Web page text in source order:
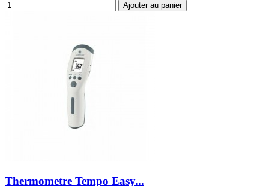
Ajouter au panier
Thermometre Tempo Easy...